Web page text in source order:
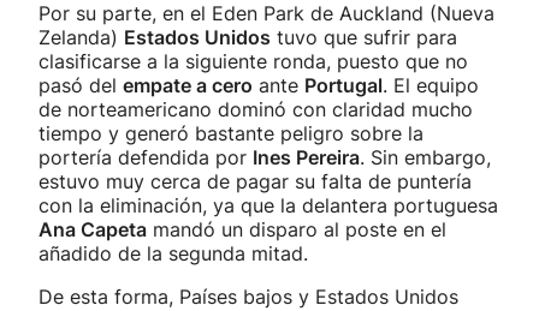
Por su parte, en el Eden Park de Auckland (Nueva
Zelanda) Estados Unidos tuvo que sufrir para
clasificarse a la siguiente ronda, puesto que no
pasó del empate a cero ante Portugal. El equipo
de norteamericano dominó con claridad mucho
tiempo y generó bastante peligro sobre la
portería defendida por Ines Pereira. Sin embargo,
estuvo muy cerca de pagar su falta de puntería
con la eliminación, ya que la delantera portuguesa
Ana Capeta mandó un disparo al poste en el
añadido de la segunda mitad.
De esta forma, Países bajos y Estados Unidos